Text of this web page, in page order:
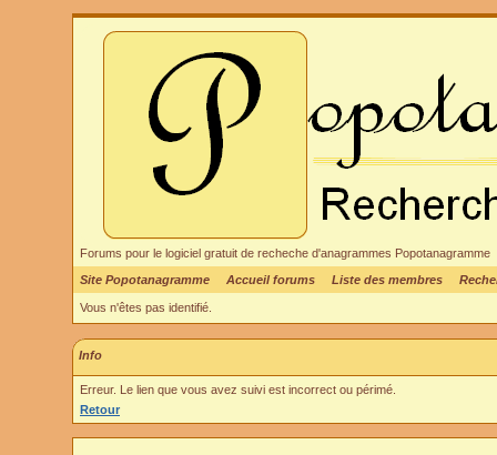
Forums pour le logiciel gratuit de recheche d'anagrammes Popotanagramme
Site Popotanagramme
Accueil forums Liste des membres
Vous n'êtes pas identifié.
Info
Erreur. Le lien que vous avez suivi est incorrect ou périmé.
Retour